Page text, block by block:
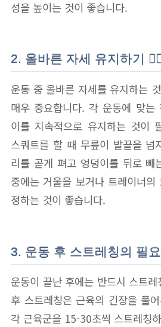
성을 높이는 것이 좋습니다.
2. 올바른 자세 유지하기
운동 중 올바른 자세를 유지하는
매우 중요합니다. 각 운동에 맞는
이를 지속적으로 유지하는 것이
스쿼트를 할 때 무릎이 발끝을 넘
리를 곧게 펴고 엉덩이를 뒤로 빼
중에는 거울을 보거나 트레이너
정하는 것이 좋습니다.
3. 운동 후 스트레칭의 필요
운동이 끝난 후에는 반드시 스트
후 스트레칭은 근육의 긴장을 풀
각 근육군을 15-30초씩 스트레칭